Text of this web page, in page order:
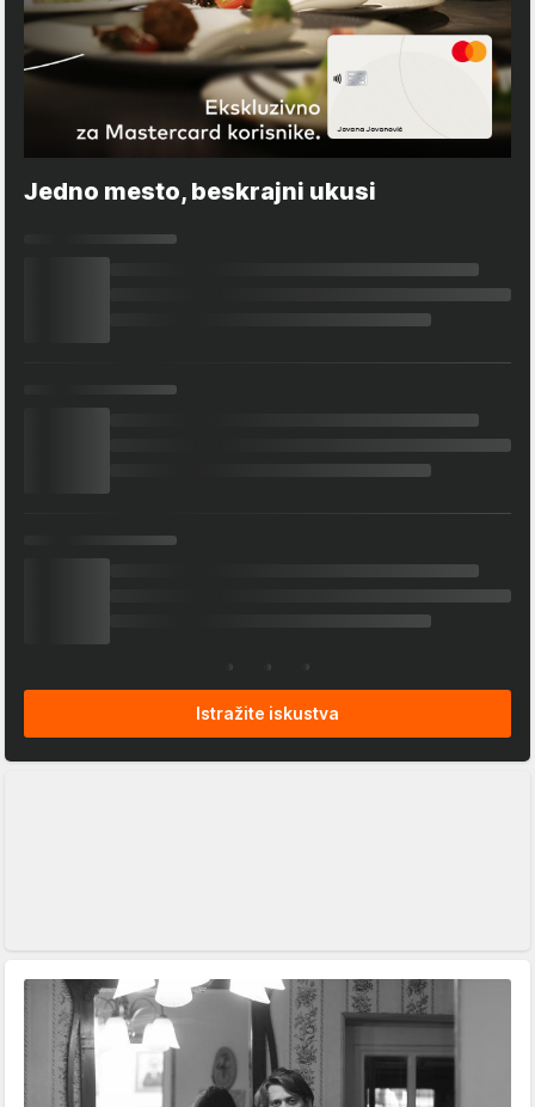
Jedno mesto, beskrajni ukusi
Istražite iskustva